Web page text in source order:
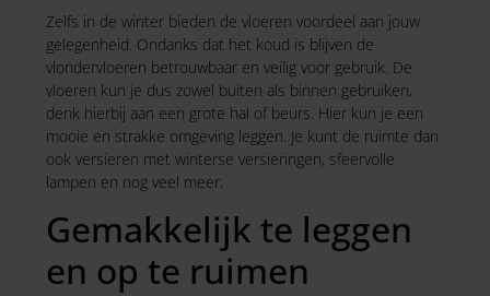
Zelfs in de winter bieden de vloeren voordeel aan jouw
gelegenheid. Ondanks dat het koud is blijven de
vlondervloeren betrouwbaar en veilig voor gebruik. De
vloeren kun je dus zowel buiten als binnen gebruiken,
denk hierbij aan een grote hal of beurs. Hier kun je een
mooie en strakke omgeving leggen. Je kunt de ruimte dan
ook versieren met winterse versieringen, sfeervolle
lampen en nog veel meer.
Gemakkelijk te leggen
en op te ruimen